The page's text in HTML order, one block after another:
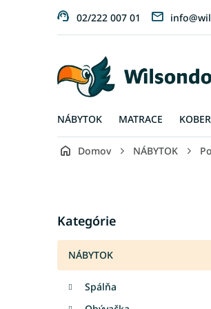
02/222 007 01
NÁBYTOK MATRACE
Domov NÁBYTOK
n
ý
p
kategórie
Kategórie
NÁBYTOK
Spálňa